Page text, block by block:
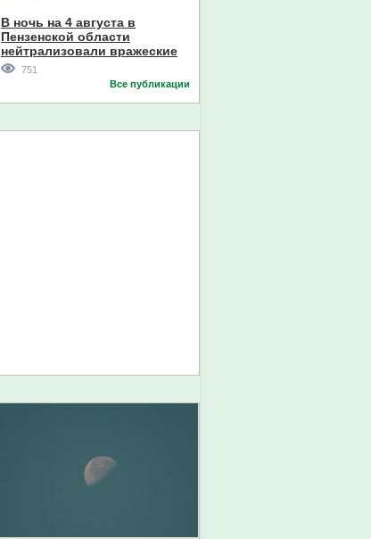
В ночь на 4 августа в
Пензенской области
нейтрализовали вражеские
дроны
751
Все публикации